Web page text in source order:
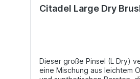
Citadel Large Dry
Dieser große Pinsel (L Dry)
eine Mischung aus leichtem